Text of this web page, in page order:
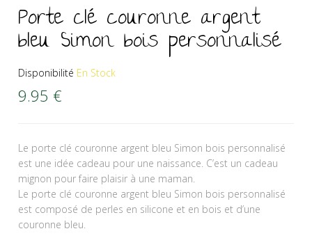
Porte clé couronne argent
bleu Simon bois personnalisé
Disponibilité En Stock
9.95 €
Le porte clé couronne argent bleu Simon bois personnalisé
est une idée cadeau pour une naissance. C’est un cadeau
mignon pour faire plaisir à une maman.
Le porte clé couronne argent bleu Simon bois personnalisé
est composé de perles en silicone et en bois et d’une
couronne bleu.